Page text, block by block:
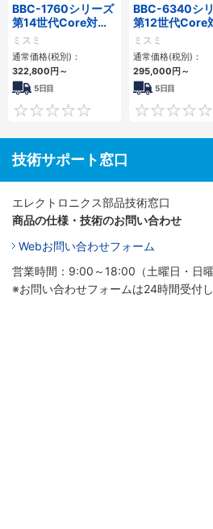
BBC-1760シリーズ
第14世代Core対応
小型フロアマウント
3PCIe
ミスミ
通常価格(税別)：
322,800円～
5日目
0
BBC-6340シ
第12世代Core
小型フロアマウ
PC2PCI/2PCIe
ミスミ
通常価格(税別)：
295,000円～
5日目
技術サポート窓口
エレクトロニクス部品技術窓口
商品の仕様・技術のお問い合わせ
Webお問い合わせフォーム
営業時間：9:00～18:00（土曜日・日曜
※お問い合わせフォームは24時間受付し